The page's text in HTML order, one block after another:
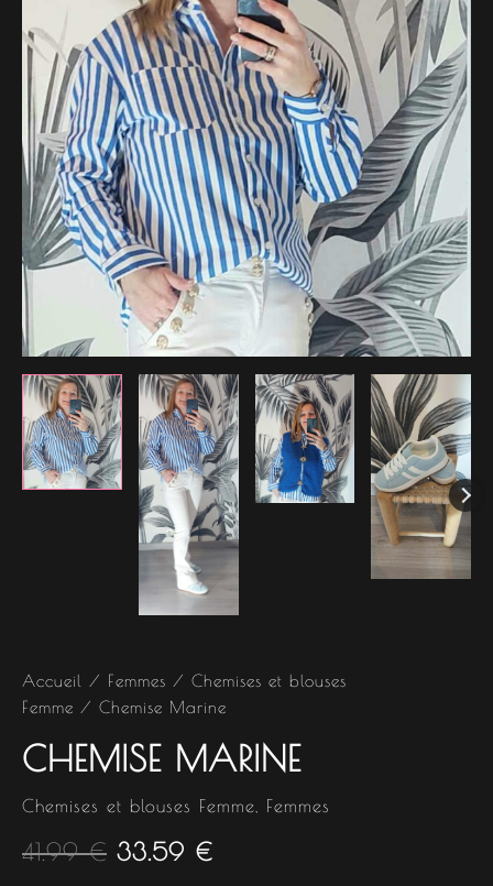
Accueil / Femmes / Chemises et blouses
Femme / Chemise Marine
CHEMISE MARINE
Chemises et blouses Femme Femmes
41.99€
41.99 €.
33.59 €
33.59 €.